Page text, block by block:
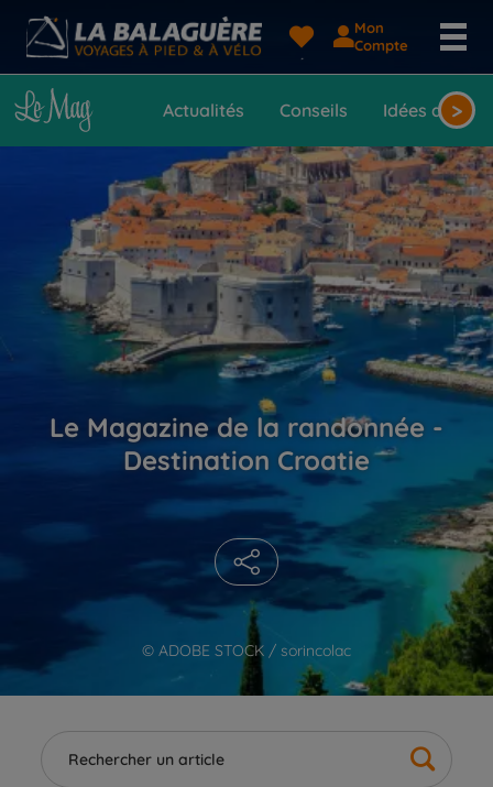
Mon
Compte
Actualités Conseils Idées de>
© ADOBE STOCK / sorincolac
Le Magazine de la randonnée -
Destination Croatie